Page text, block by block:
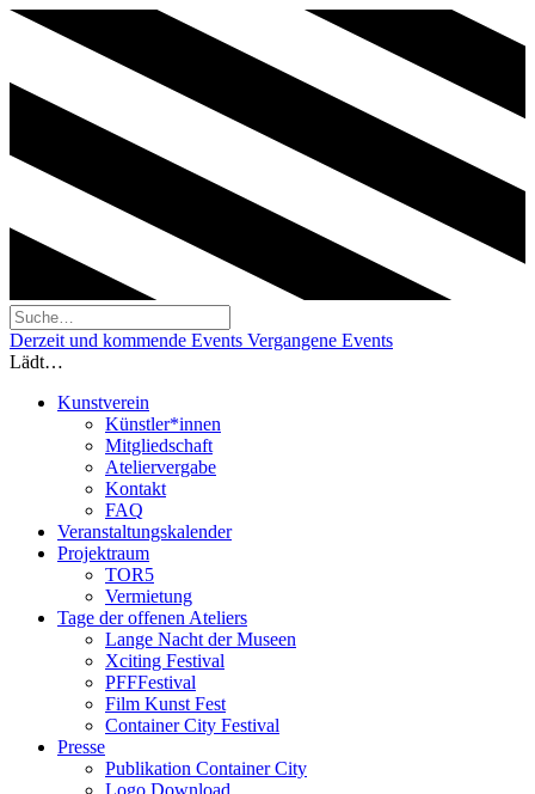
Derzeit und kommende Events Vergangene Events
Lädt…
Kunstverein
Künstler*innen
Mitgliedschaft
Ateliervergabe
Kontakt
FAQ
Veranstaltungskalender
Projektraum
TOR5
Vermietung
Tage der offenen Ateliers
Lange Nacht der Museen
Xciting Festival
PFFFestival
Film Kunst Fest
Container City Festival
Presse
Publikation Container City
Logo Download